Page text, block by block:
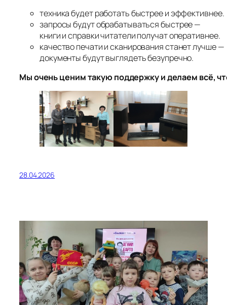
техника будет работать быстрее и эффективнее.
запросы будут обрабатываться быстрее —
книги и справки читатели получат оперативнее.
качество печати и сканирования станет лучше —
документы будут выглядеть безупречно.
Мы очень ценим такую поддержку и делаем всё,
28.04.2026